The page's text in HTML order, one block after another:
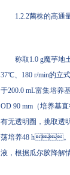
1.2.2菌株的高通
称取1.0 g魔芋地
37℃、180 r/min
于200.0 mL富集培养
OD 90 mm（培养基直
有无透明圈，挑取
荡培养48 h。将
液，根据瓜尔胶降